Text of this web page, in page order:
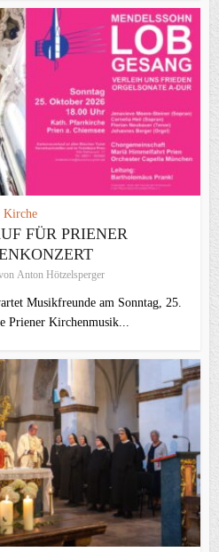
Kirche
FÜR PRIENER
Anton Hötzelsperger
Musikfreunde am Sonntag, 25.
Priener Kirchenmusik...